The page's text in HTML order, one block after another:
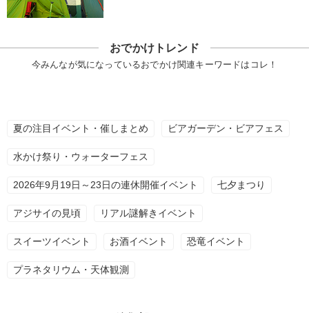
おでかけトレンド
今みんなが気になっているおでかけ関連キーワードはコレ！
夏の注目イベント・催しまとめ ビアガーデン・ビアフェス
水かけ祭り・ウォーターフェス
2026年9月19日～23日の連休開催イベント 七夕まつり
アジサイの見頃 リアル謎解きイベント
スイーツイベント お酒イベント 恐竜イベント
プラネタリウム・天体観測